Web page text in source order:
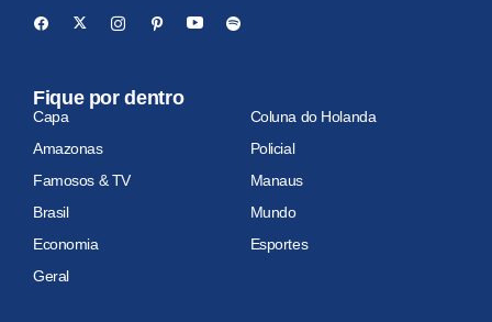
Fique por dentro
Capa
Coluna do Holanda
Amazonas
Policial
Famosos & TV
Manaus
Brasil
Mundo
Economia
Esportes
Geral